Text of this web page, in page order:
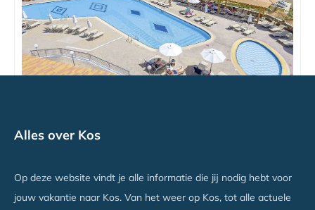
Alles over Kos
Op deze website vindt je alle informatie die jij nodig hebt voor
jouw vakantie naar Kos. Van het weer op Kos, tot alle actuele